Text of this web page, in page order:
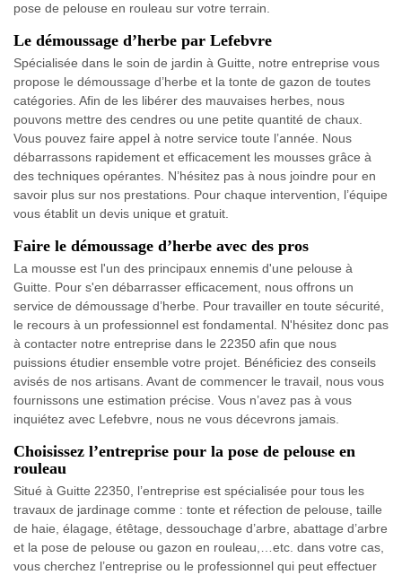
pose de pelouse en rouleau sur votre terrain.
Le démoussage d’herbe par Lefebvre
Spécialisée dans le soin de jardin à Guitte, notre entreprise vous
propose le démoussage d’herbe et la tonte de gazon de toutes
catégories. Afin de les libérer des mauvaises herbes, nous
pouvons mettre des cendres ou une petite quantité de chaux.
Vous pouvez faire appel à notre service toute l’année. Nous
débarrassons rapidement et efficacement les mousses grâce à
des techniques opérantes. N’hésitez pas à nous joindre pour en
savoir plus sur nos prestations. Pour chaque intervention, l’équipe
vous établit un devis unique et gratuit.
Faire le démoussage d’herbe avec des pros
La mousse est l'un des principaux ennemis d'une pelouse à
Guitte. Pour s'en débarrasser efficacement, nous offrons un
service de démoussage d’herbe. Pour travailler en toute sécurité,
le recours à un professionnel est fondamental. N'hésitez donc pas
à contacter notre entreprise dans le 22350 afin que nous
puissions étudier ensemble votre projet. Bénéficiez des conseils
avisés de nos artisans. Avant de commencer le travail, nous vous
fournissons une estimation précise. Vous n’avez pas à vous
inquiétez avec Lefebvre, nous ne vous décevrons jamais.
Choisissez l’entreprise pour la pose de pelouse en
rouleau
Situé à Guitte 22350, l’entreprise est spécialisée pour tous les
travaux de jardinage comme : tonte et réfection de pelouse, taille
de haie, élagage, étêtage, dessouchage d’arbre, abattage d’arbre
et la pose de pelouse ou gazon en rouleau,…etc. dans votre cas,
vous cherchez l’entreprise ou le professionnel qui peut effectuer